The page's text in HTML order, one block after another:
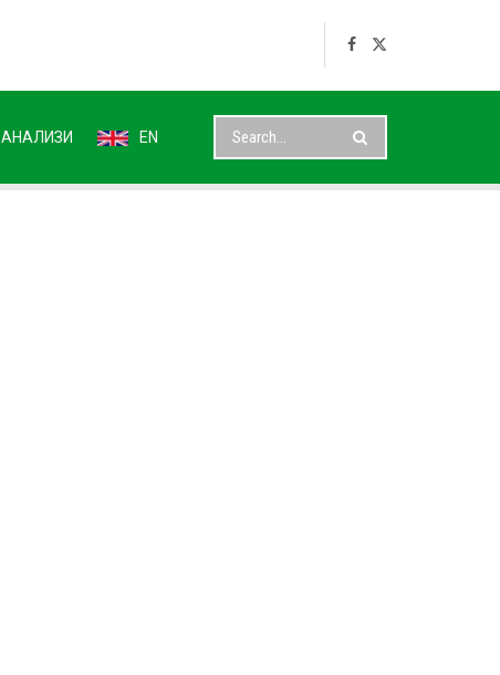
АНАЛИЗИ EN